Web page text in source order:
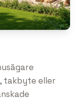
takbyte eller